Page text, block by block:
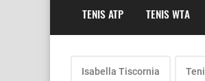
TENIS ATP TENIS WTA
Isabella Tiscornia